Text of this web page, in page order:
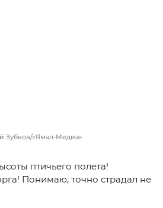
Зубков/«Ямал-Медиа»
птичьего полета!
Понимаю, точно страдал не